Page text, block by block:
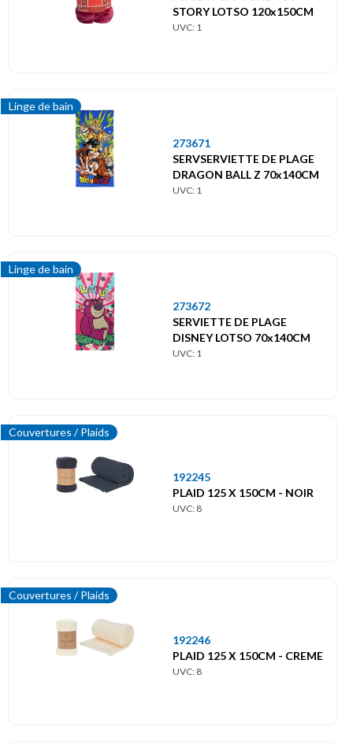
STORY LOTSO 120x150CM
UVC: 1
Linge de bain
273671
SERVSERVIETTE DE PLAGE
DRAGON BALL Z 70x140CM
UVC: 1
Linge de bain
273672
SERVIETTE DE PLAGE
DISNEY LOTSO 70x140CM
UVC: 1
Couvertures / Plaids
192245
PLAID 125 X 150CM - NOIR
UVC: 8
Couvertures / Plaids
192246
PLAID 125 X 150CM - CREME
UVC: 8